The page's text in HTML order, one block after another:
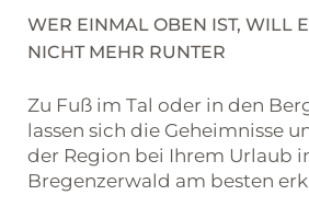
WER EINMAL OBEN IST, WILL
NICHT MEHR RUNTER
Zu Fuß im Tal oder in den
lassen sich die Geheimnisse
der Region bei Ihrem Urlaub
Bregenzerwald am besten